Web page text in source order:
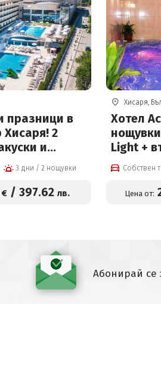
празници в
2
и
анимация,
минерална
3 дни / 2 нощувки
€ /397.62 лв.
Хисаря,
Хотел
Light +
басейн
Релакс
евро
Собствен
Цена от:
Абонирай се